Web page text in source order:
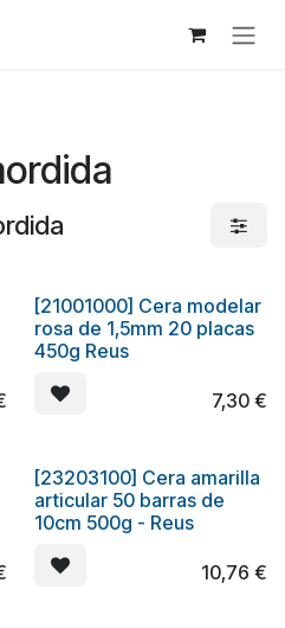
[21001000] Cera modelar
rosa de 1,5mm 20 placas
450g Reus
7,30 €
[23203100] Cera amarilla
articular 50 barras de
10cm 500g - Reus
10,76 €